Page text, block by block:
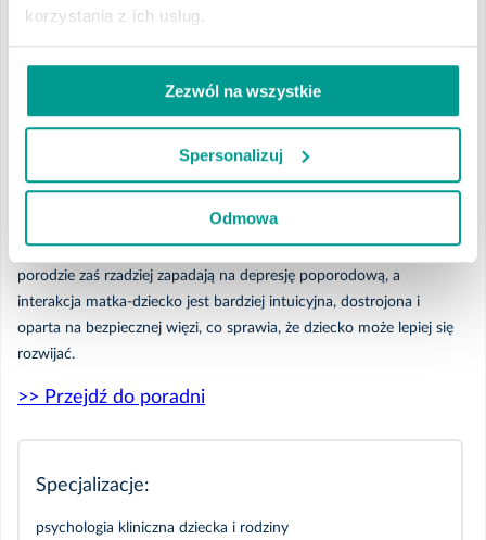
korzystania z ich usług.
Zezwól na wszystkie
Spersonalizuj
Odmowa
obawiają się podjęcia nowej roli - roli mamy,
pragną pogłębić więź z dzieckiem już na etapie prenatalnym.
Korzyści płynące z Analizy Więzi Prenatalnej
wsparcia metodą Analizy Więzi Prenatalnej mają bardziej naturalne
(zmniejsza się ilość urazów okołoporodowych), krótsze i o czasie
porody, doświadczają mniej lęku i bólu podczas porodu, po
porodzie zaś rzadziej zapadają na depresję poporodową, a
interakcja matka-dziecko jest bardziej intuicyjna, dostrojona i
oparta na bezpiecznej więzi, co sprawia, że dziecko może lepiej się
rozwijać.
>> Przejdź do poradni
Specjalizacje:
psychologia kliniczna dziecka i rodziny